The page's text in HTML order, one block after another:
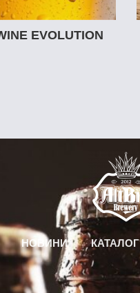
EVOLUTION
НОВИНИ КАТАЛОГ